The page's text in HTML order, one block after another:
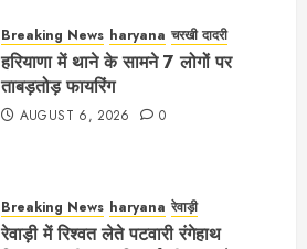
Breaking News haryana चरखी दादरी
हरियाणा में थाने के सामने 7 लोगों पर
ताबड़तोड़ फायरिंग
AUGUST 6, 2026 0
Breaking News haryana रेवाड़ी
रेवाड़ी में रिश्वत लेते पटवारी रंगेहाथ